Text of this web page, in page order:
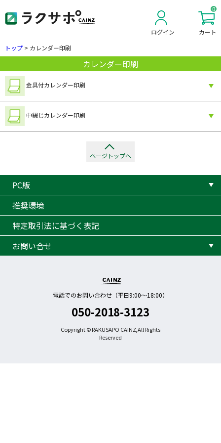
ログイン
0
カート
トップ > カレンダー印刷
カレンダー印刷
金具付カレンダー印刷
中綴じカレンダー印刷
ページトップへ
PC版
推奨環境
特定取引法に基づく表記
お問い合せ
電話でのお問い合わせ（平日9:00〜18:00）
050-2018-3123
Copyright © RAKUSAPO CAINZ,All Rights
Reserved